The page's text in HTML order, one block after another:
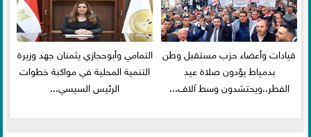
قيادات وأعضاء حزب مستقبل وطن
بدمياط يؤدون صلاة عيد
الفطر..ويحتشدون وسط آلاف...
التمامي وأبوحجازي يثمنان جهد وزيرة
التنمية المحلية في مواكبة خطوات
الرئيس السيسي...